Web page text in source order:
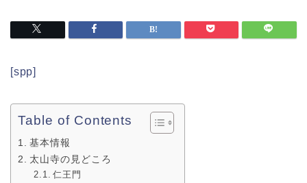
[spp]
Table of Contents
基本情報
太山寺の見どころ
仁王門